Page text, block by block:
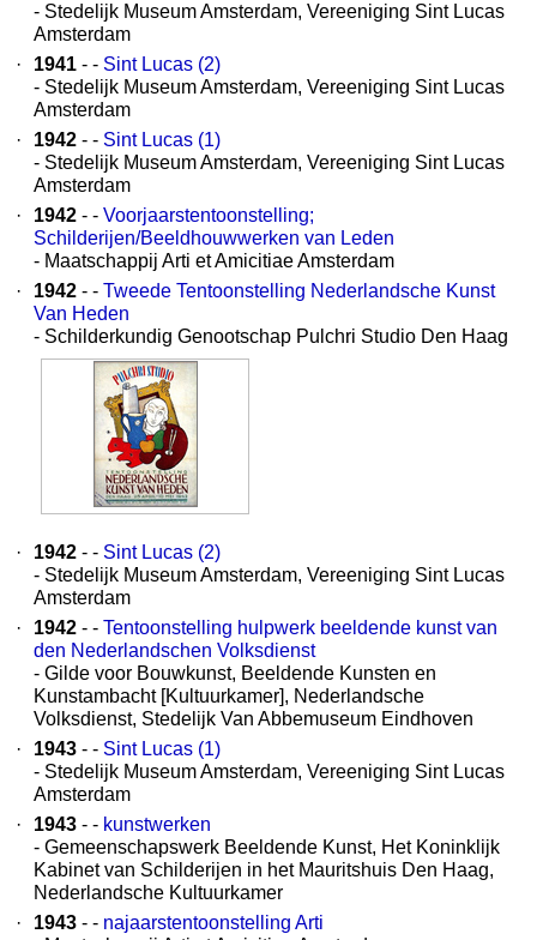
- Stedelijk Museum Amsterdam, Vereeniging Sint Lucas
Amsterdam
·
1941 - - Sint Lucas (2)
- Stedelijk Museum Amsterdam, Vereeniging Sint Lucas
Amsterdam
·
1942 - - Sint Lucas (1)
- Stedelijk Museum Amsterdam, Vereeniging Sint Lucas
Amsterdam
·
1942 - - Voorjaarstentoonstelling;
Schilderijen/Beeldhouwwerken van Leden
- Maatschappij Arti et Amicitiae Amsterdam
·
1942 - - Tweede Tentoonstelling Nederlandsche Kunst
Van Heden
- Schilderkundig Genootschap Pulchri Studio Den Haag
· 1942 - - Sint Lucas (2)
- Stedelijk Museum Amsterdam, Vereeniging Sint Lucas
Amsterdam
·
1942 - - Tentoonstelling hulpwerk beeldende kunst van
den Nederlandschen Volksdienst
- Gilde voor Bouwkunst, Beeldende Kunsten en
Kunstambacht [Kultuurkamer], Nederlandsche
Volksdienst, Stedelijk Van Abbemuseum Eindhoven
·
1943 - - Sint Lucas (1)
- Stedelijk Museum Amsterdam, Vereeniging Sint Lucas
Amsterdam
·
1943 - - kunstwerken
- Gemeenschapswerk Beeldende Kunst, Het Koninklijk
Kabinet van Schilderijen in het Mauritshuis Den Haag,
Nederlandsche Kultuurkamer
·
1943 - - najaarstentoonstelling Arti